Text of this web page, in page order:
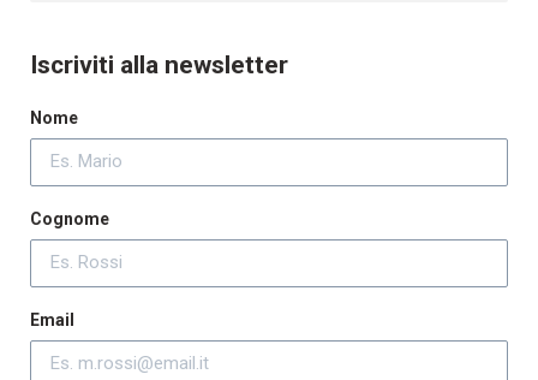
Iscriviti alla newsletter
Nome
Cognome
Email